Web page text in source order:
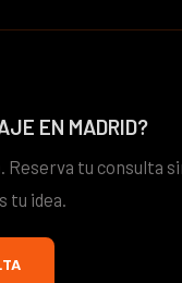
EN MADRID?
Reserva tu consulta
tu idea.